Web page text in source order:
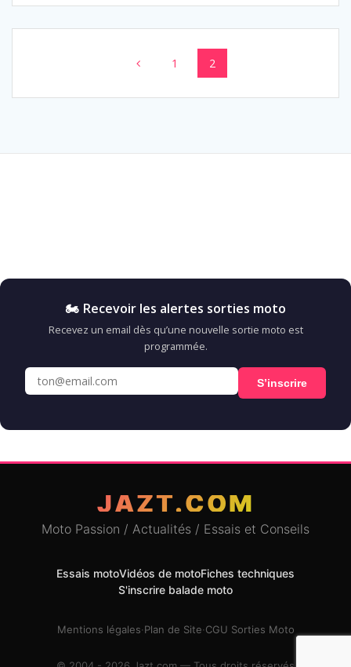
Page
1 Page
2
🏍️ Recevoir les alertes sorties moto
Recevez un email dès qu’une nouvelle sortie moto est
programmée.
S’inscrire
JAZT.COM
Moto Passion / Actualités / Essais et Conseils
Essais motoVidéos de motoFiches techniques
S'inscrire balade moto
Mentions légales·Plan de Site·CGU Sorties Moto